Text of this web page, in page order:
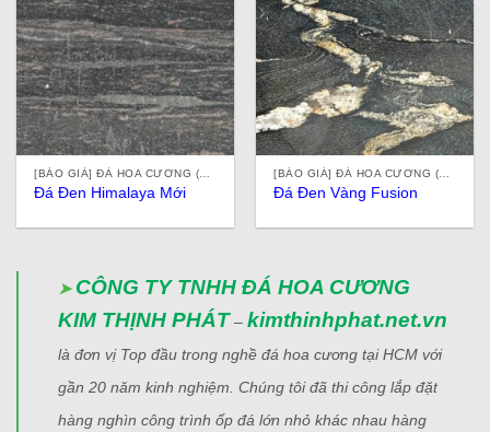
Đá Đen Himalaya Mới Đá Đen Vàng Fusion
➤ CÔNG TY TNHH ĐÁ HOA CƯƠNG
KIM THỊNH PHÁT – kimthinhphat.net.vn
là đơn vị Top đầu trong nghề đá hoa cương tại HCM với
gần 20 năm kinh nghiệm. Chúng tôi đã thi công lắp đặt
hàng nghìn công trình ốp đá lớn nhỏ khác nhau hàng